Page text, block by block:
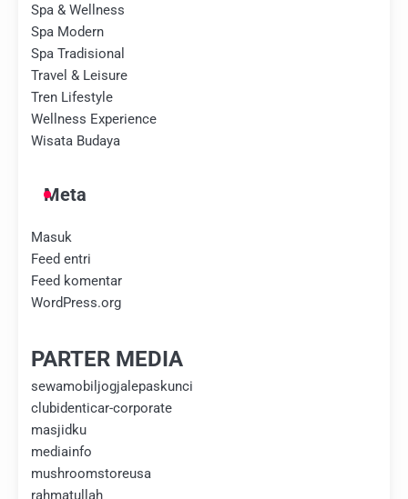
Spa & Wellness
Spa Modern
Spa Tradisional
Travel & Leisure
Tren Lifestyle
Wellness Experience
Wisata Budaya
Meta
Masuk
Feed entri
Feed komentar
WordPress.org
PARTER MEDIA
sewamobiljogjalepaskunci
clubidenticar-corporate
masjidku
mediainfo
mushroomstoreusa
rahmatullah